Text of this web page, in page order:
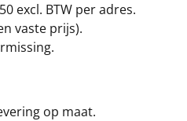
excl. BTW per adres.
vaste prijs).
op maat.